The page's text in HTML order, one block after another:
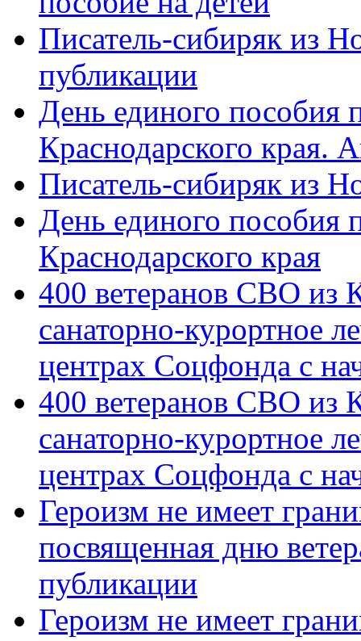
Писатель-сибиряк из
публикации
День единого пособия
Краснодарского края.
Писатель-сибиряк из
День единого пособия
Краснодарского края
400 ветеранов СВО из
санаторно-курортное
центрах Соцфонда с
400 ветеранов СВО из
санаторно-курортное
центрах Соцфонда с
Героизм не имеет
посвященная дню
публикации
Героизм не имеет